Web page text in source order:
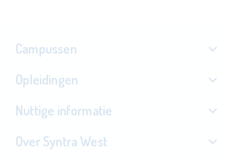
Campussen
Opleidingen
Nuttige informatie
Over Syntra West